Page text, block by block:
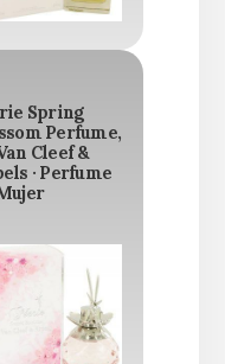
Spring
Perfume,
Cleef &
· Perfume